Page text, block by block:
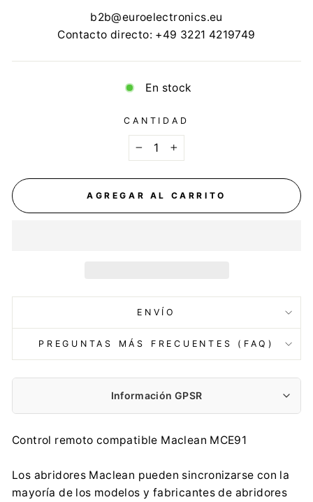
b2b@euroelectronics.eu
Contacto directo: +49 3221 4219749
En stock
CANTIDAD
+
AGREGAR AL CARRITO
ENVÍO
PREGUNTAS MÁS FRECUENTES (FAQ)
Información GPSR
Fabricante:
Centrumelektroniki.EU Sp. z o.o.
contact@centrumelektroniki.pl
+48 32 284 72 22
Control remoto compatible Maclean MCE91
Los abridores Maclean pueden sincronizarse con la
mayoría de los modelos y fabricantes de abridores